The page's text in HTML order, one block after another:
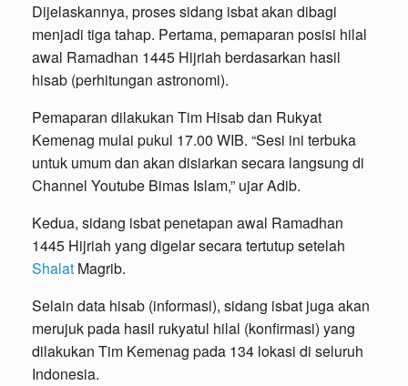
Dijelaskannya, proses sidang isbat akan dibagi
menjadi tiga tahap. Pertama, pemaparan posisi hilal
awal Ramadhan 1445 Hijriah berdasarkan hasil
hisab (perhitungan astronomi).
Pemaparan dilakukan Tim Hisab dan Rukyat
Kemenag mulai pukul 17.00 WIB. “Sesi ini terbuka
untuk umum dan akan disiarkan secara langsung di
Channel Youtube Bimas Islam,” ujar Adib.
Kedua, sidang isbat penetapan awal Ramadhan
1445 Hijriah yang digelar secara tertutup setelah
Shalat Magrib.
Selain data hisab (informasi), sidang isbat juga akan
merujuk pada hasil rukyatul hilal (konfirmasi) yang
dilakukan Tim Kemenag pada 134 lokasi di seluruh
Indonesia.